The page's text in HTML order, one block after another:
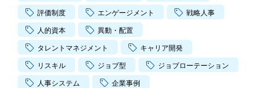
評価制度
エンゲージメント
戦略人事
人的資本
異動・配置
タレントマネジメント
キャリア開発
リスキル
ジョブ型
ジョブローテーション
人事システム
企業事例